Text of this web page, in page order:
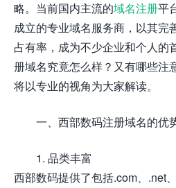
略。当前国内主流的域名注册平
成立的专业域名服务商，以其完
占有率，成为不少企业和个人的
册域名究竟怎么样？又有哪些注
将以专业的视角为大家解读。
一、西部数码注册域名的优
1. 品类丰富
西部数码提供了包括.com、.net